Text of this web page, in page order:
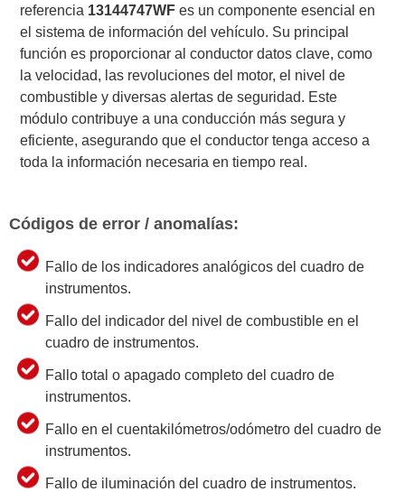
referencia 13144747WF es un componente esencial en
el sistema de información del vehículo. Su principal
función es proporcionar al conductor datos clave, como
la velocidad, las revoluciones del motor, el nivel de
combustible y diversas alertas de seguridad. Este
módulo contribuye a una conducción más segura y
eficiente, asegurando que el conductor tenga acceso a
toda la información necesaria en tiempo real.
Códigos de error / anomalías:
Fallo de los indicadores analógicos del cuadro de
instrumentos.
Fallo del indicador del nivel de combustible en el
cuadro de instrumentos.
Fallo total o apagado completo del cuadro de
instrumentos.
Fallo en el cuentakilómetros/odómetro del cuadro de
instrumentos.
Fallo de iluminación del cuadro de instrumentos.